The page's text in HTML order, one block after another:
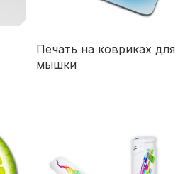
Печать на ковриках для
мышки